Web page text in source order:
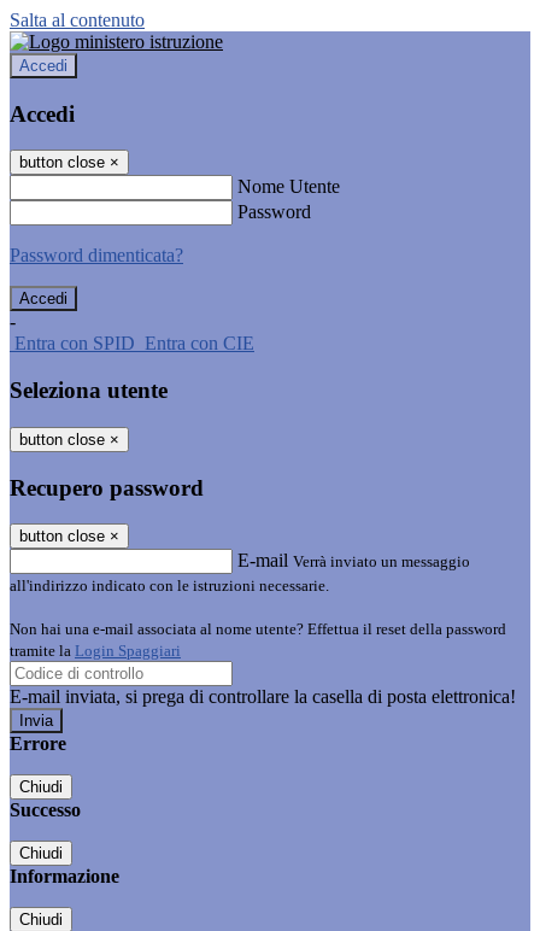
Salta al contenuto
Accedi
Accedi
button close ×
Nome Utente
Password
Password dimenticata?
-
Entra con SPID Entra con CIE
Seleziona utente
button close ×
Recupero password
button close ×
E-mail Verrà inviato un messaggio
all'indirizzo indicato con le istruzioni necessarie.
Non hai una e-mail associata al nome utente? Effettua il reset della password
tramite la Login Spaggiari
E-mail inviata, si prega di controllare la casella di posta elettronica!
Errore
Chiudi
Successo
Chiudi
Informazione
Chiudi